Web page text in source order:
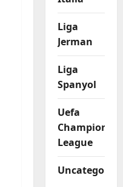
Liga
Jerman
Liga
Spanyol
Uefa
Champions
League